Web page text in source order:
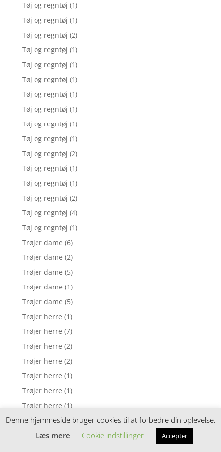
Tøj og regntøj (1)
Tøj og regntøj (1)
Tøj og regntøj (2)
Tøj og regntøj (1)
Tøj og regntøj (1)
Tøj og regntøj (1)
Tøj og regntøj (1)
Tøj og regntøj (1)
Tøj og regntøj (1)
Tøj og regntøj (1)
Tøj og regntøj (2)
Tøj og regntøj (1)
Tøj og regntøj (1)
Tøj og regntøj (2)
Tøj og regntøj (4)
Tøj og regntøj (1)
Trøjer dame (6)
Trøjer dame (2)
Trøjer dame (5)
Trøjer dame (1)
Trøjer dame (5)
Trøjer herre (1)
Trøjer herre (7)
Trøjer herre (2)
Trøjer herre (2)
Trøjer herre (1)
Trøjer herre (1)
Trøjer herre (1)
Trøjer herre (2)
Trøjer herre (22)
Denne hjemmeside bruger cookies til at forbedre din oplevelse.
Læs mere
Cookie indstillinger Accepter